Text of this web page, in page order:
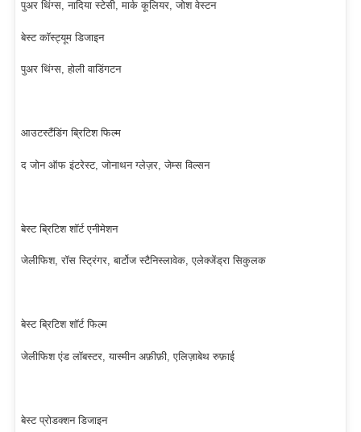
पुअर थिंग्स, नादिया स्टेसी, मार्क कूलियर, जोश वेस्टन
बेस्ट कॉस्ट्यूम डिजाइन
पुअर थिंग्स, होली वाडिंगटन
आउटस्टैंडिंग ब्रिटिश फिल्म
द जोन ऑफ इंटरेस्ट, जोनाथन ग्लेज़र, जेम्स विल्सन
बेस्ट ब्रिटिश शॉर्ट एनीमेशन
जेलीफिश, रॉस स्ट्रिंगर, बार्टोज स्टैनिस्लावेक, एलेक्जेंड्रा सिकुलक
बेस्ट ब्रिटिश शॉर्ट फिल्म
जेलीफिश एंड लॉबस्टर, यास्मीन अफ़ीफ़ी, एलिज़ाबेथ रुफ़ाई
बेस्ट प्रोडक्शन डिजाइन